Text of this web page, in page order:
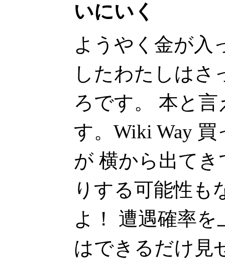
いにいく
ようやく金が入
したわたしはさ
ろです。 本と
す。Wiki Way 買
が 横から出て
りする可能性も
よ！ 遭遇確率
はできるだけ見